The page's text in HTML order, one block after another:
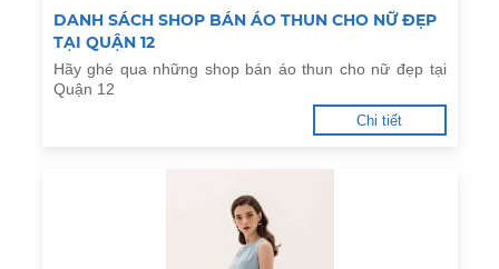
DANH SÁCH SHOP BÁN ÁO THUN CHO NỮ ĐẸP
TẠI QUẬN 12
Hãy ghé qua những shop bán áo thun cho nữ đẹp tại
Quận 12
Chi tiết